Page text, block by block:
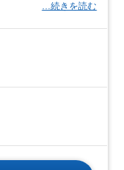
…続きを読む